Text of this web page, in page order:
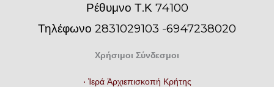
Ρέθυμνο Τ.Κ 74100
Τηλέφωνο 2831029103 -6947238020
Χρήσιμοι Σύνδεσμοι
• Ἱερά Ἀρχιεπισκοπή Κρήτης